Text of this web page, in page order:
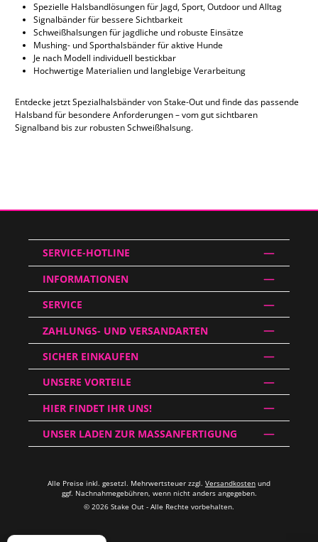
Spezielle Halsbandlösungen für Jagd, Sport, Outdoor und Alltag
Signalbänder für bessere Sichtbarkeit
Schweißhalsungen für jagdliche und robuste Einsätze
Mushing- und Sporthalsbänder für aktive Hunde
Je nach Modell individuell bestickbar
Hochwertige Materialien und langlebige Verarbeitung
Entdecke jetzt Spezialhalsbänder von Stake-Out und finde das passende
Halsband für besondere Anforderungen – vom gut sichtbaren
Signalband bis zur robusten Schweißhalsung.
SERVICE-HOTLINE
INFORMATIONEN
SERVICE
ZAHLUNGS- UND VERSANDARTEN
SICHER EINKAUFEN
UNSERE VORTEILE
HIER FINDET IHR UNS!
UNSER LADEN ZUR MASSANFERTIGUNG
Alle Preise inkl. gesetzl. Mehrwertsteuer zzgl. Versandkosten und
ggf. Nachnahmegebühren, wenn nicht anders angegeben.
© 2026 Stake Out - Alle Rechte vorbehalten.